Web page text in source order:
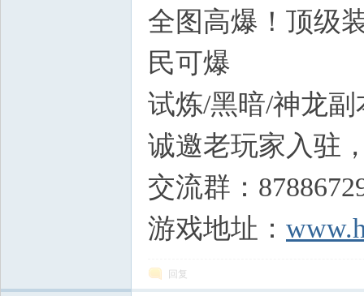
全图高爆！顶级
民可爆
试炼/黑暗/神龙
诚邀老玩家入驻
交流群：
游戏地址：
回复